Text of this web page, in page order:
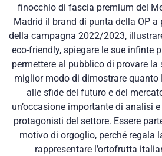
finocchio di fascia premium del
Madrid il brand di punta della OP a
della campagna 2022/2023,
eco-friendly, spiegare le sue infinte
permettere al pubblico di provare la
miglior modo di dimostrare quanto
alle sfide del futuro e del
un’occasione importante di analisi
protagonisti del settore. Essere
motivo di orgoglio, perché regala
rappresentare l’ortofrutta